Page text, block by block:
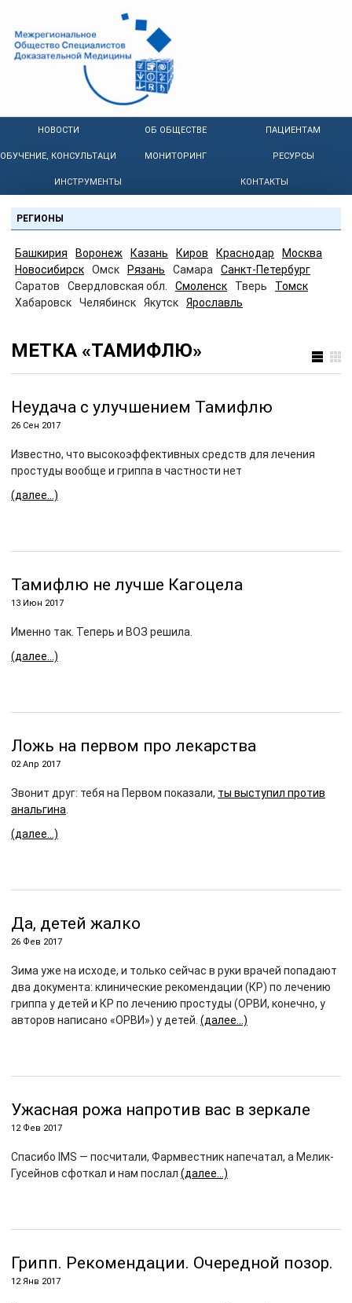
НОВОСТИ ОБ ОБЩЕСТВЕ ПАЦИЕНТАМ
ОБУЧЕНИЕ, КОНСУЛЬТАЦИИ МОНИТОРИНГ РЕСУРСЫ
ИНСТРУМЕНТЫ КОНТАКТЫ
РЕГИОНЫ
Башкирия Воронеж Казань Киров Краснодар
Москва
Новосибирск
Омск Рязань Самара
Санкт-Петербург
Саратов
Свердловская обл. Смоленск Тверь
Томск
Хабаровск
Челябинск Якутск Ярославль
МЕТКА «ТАМИФЛЮ»
Неудача с улучшением Тамифлю
26 Сен 2017
Известно, что высокоэффективных средств для лечения
простуды вообще и гриппа в частности нет
(далее…)
Тамифлю не лучше Кагоцела
13 Июн 2017
Именно так. Теперь и ВОЗ решила.
(далее…)
Ложь на первом про лекарства
02 Апр 2017
Звонит друг: тебя на Первом показали, ты выступил против
анальгина
(далее…)
Да, детей жалко
26 Фев 2017
Зима уже на исходе, и только сейчас в руки врачей попадают
два документа: клинические рекомендации (КР) по лечению
гриппа у детей и КР по лечению простуды (ОРВИ, конечно, у
авторов написано «ОРВИ») у детей. (далее…)
Ужасная рожа напротив вас в зеркале
12 Фев 2017
Спасибо IMS — посчитали, Фармвестник напечатал, а Мелик-
Гусейнов сфоткал и нам послал (далее…)
Грипп. Рекомендации. Очередной позор.
12 Янв 2017